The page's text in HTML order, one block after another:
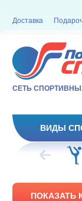
Доставка
СЕТЬ
ВИДЫ
ХОККЕЙ
ПОКАЗАТЬ